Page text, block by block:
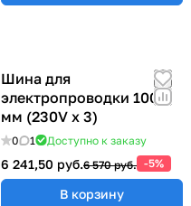
Шина для
электропроводки 1000
мм (230V x 3)
0 1 Доступно к заказу
6 241,50 руб.6 570 руб. -5%
В корзину